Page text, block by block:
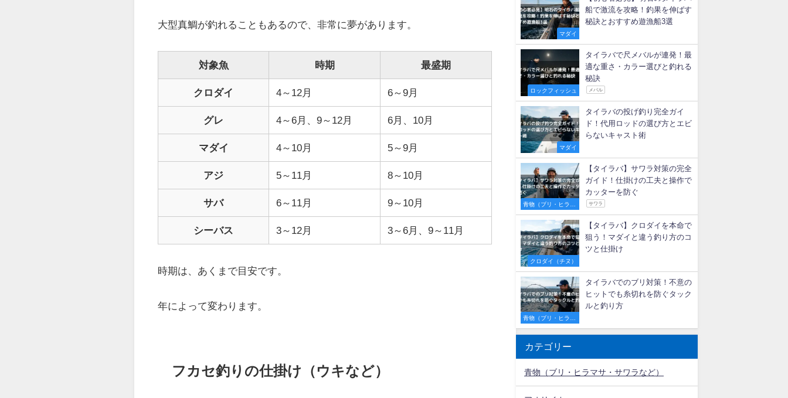
大型真鯛が釣れることもあるので、非常に夢があります。
対象魚 時期 最盛期
クロダイ 4～12月 6～9月
グレ 4～6月、9～12月 6月、10月
マダイ 4～10月 5～9月
アジ 5～11月 8～10月
サバ 6～11月 9～10月
シーバス 3～12月 3～6月、9～11月
時期は、あくまで目安です。
年によって変わります。
フカセ釣りの仕掛け（ウキなど）
マダイ
船で激流を攻略！釣果を伸ばす
秘訣とおすすめ遊漁船3選
ロックフィッシュ
タイラバで尺メバルが連発！最
適な重さ・カラー選びと釣れる
秘訣
メバル
マダイ
タイラバの投げ釣り完全ガイ
ド！代用ロッドの選び方とエビ
らないキャスト術
青物（ブリ・ヒラマ
サ・サワラなど）
【タイラバ】サワラ対策の完全
ガイド！仕掛けの工夫と操作で
カッターを防ぐ
サワラ
クロダイ（チヌ）
【タイラバ】クロダイを本命で
狙う！マダイと違う釣り方のコ
ツと仕掛け
青物（ブリ・ヒラマ
サ・サワラなど）
タイラバでのブリ対策！不意の
ヒットでも糸切れを防ぐタック
ルと釣り方
カテゴリー
青物（ブリ・ヒラマサ・サワラなど）